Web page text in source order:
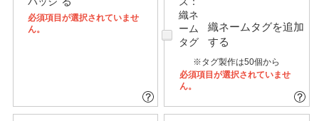
必須項目が選択されていませ
ん。
織ネームタグを追加
する
※タグ製作は50個から
必須項目が選択されていませ
ん。